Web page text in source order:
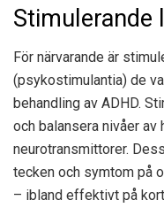
Stimulerande
För närvarande är
(psykostimulantia) de
behandling av ADHD.
och balansera nivåer
neurotransmittorer.
tecken och symtom på
– ibland effektivt på